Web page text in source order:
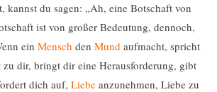
kannst du sagen: „Ah, eine Botschaft von
ist von großer Bedeutung, dennoch,
ein Mensch den Mund aufmacht, spricht
dir, bringt dir eine Herausforderung, gibt
dich auf, Liebe anzunehmen, Liebe zu